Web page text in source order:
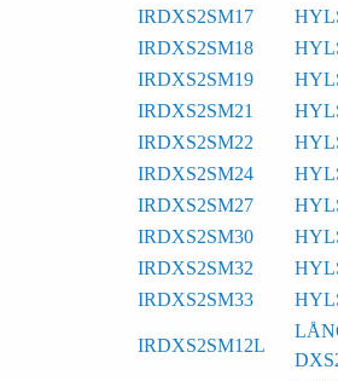
IRDXS2SM17
IRDXS2SM18
IRDXS2SM19
IRDXS2SM21
IRDXS2SM22
IRDXS2SM24
IRDXS2SM27
IRDXS2SM30
IRDXS2SM32
IRDXS2SM33
IRDXS2SM12L